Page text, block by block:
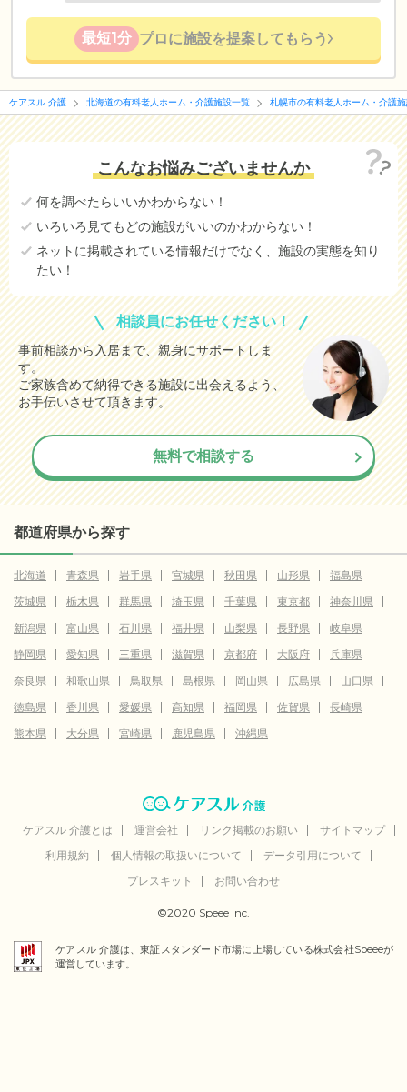
最短1分 プロに施設を提案してもらう
ケアスル 介護 北海道の有料老人ホーム・介護施設一覧 札幌市の有料老人ホーム・介護
こんなお悩みございませんか
何を調べたらいいかわからない！
いろいろ見てもどの施設がいいのかわからない！
ネットに掲載されている情報だけでなく、施設の実態を知り
たい！
相談員にお任せください！
事前相談から入居まで、親身にサポートしま
す。
ご家族含めて納得できる施設に出会えるよう、
お手伝いさせて頂きます。
無料で相談する
都道府県から探す
北海道 青森県 岩手県 宮城県 秋田県 山形県
福島県
茨城県
栃木県 群馬県 埼玉県 千葉県 東京都
神奈川県
新潟県
富山県 石川県 福井県 山梨県 長野県
岐阜県
静岡県
愛知県 三重県 滋賀県 京都府 大阪府
兵庫県
奈良県
和歌山県 鳥取県 島根県 岡山県 広島県
山口県
徳島県
香川県 愛媛県 高知県 福岡県 佐賀県
長崎県
熊本県
大分県 宮崎県 鹿児島県 沖縄県
ケアスル 介護とは 運営会社 リンク掲載のお願い
サイトマップ
利用規約
個人情報の取扱いについて
データ引用について
プレスキット
お問い合わせ
©2020 Speee Inc.
ケアスル 介護は、東証スタンダード市場に上場している株式会社Speeeが
運営しています。